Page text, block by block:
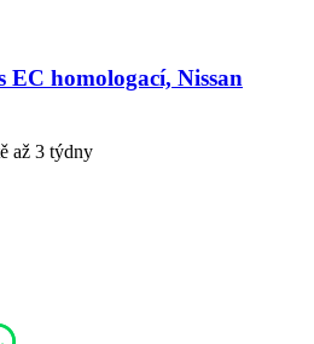
EC homologací, Nissan
až 3 týdny